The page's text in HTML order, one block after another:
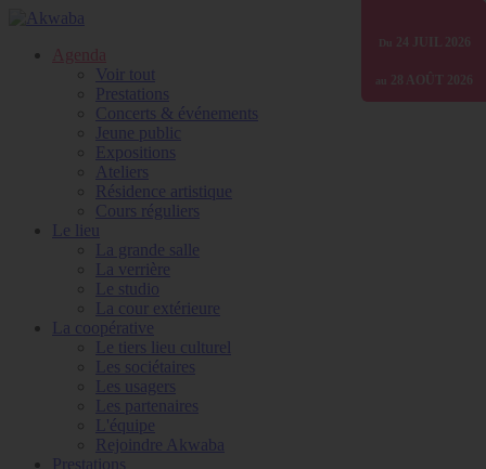
Agenda
Voir tout
Prestations
Concerts & événements
Jeune public
Expositions
Ateliers
Résidence artistique
Cours réguliers
Le lieu
La grande salle
La verrière
Le studio
La cour extérieure
La coopérative
Le tiers lieu culturel
Les sociétaires
Les usagers
Les partenaires
L'équipe
Rejoindre Akwaba
Prestations
Du 01 JANV 2025
au 31 DÉC 2026
Du 30 JUIN 2026
au 31 DÉC 2026
Du 24 JUIL 2026
au 28 AOÛT 2026